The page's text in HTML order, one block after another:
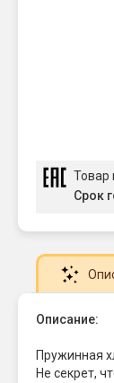
Товар
Срок
Описание:
Пружинная
Не секрет,